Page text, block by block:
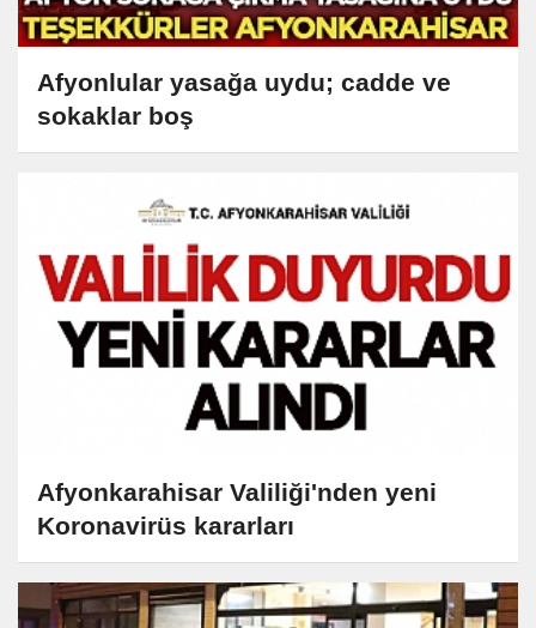
Afyonlular yasağa uydu; cadde ve
sokaklar boş
Afyonkarahisar Valiliği'nden yeni
Koronavirüs kararları